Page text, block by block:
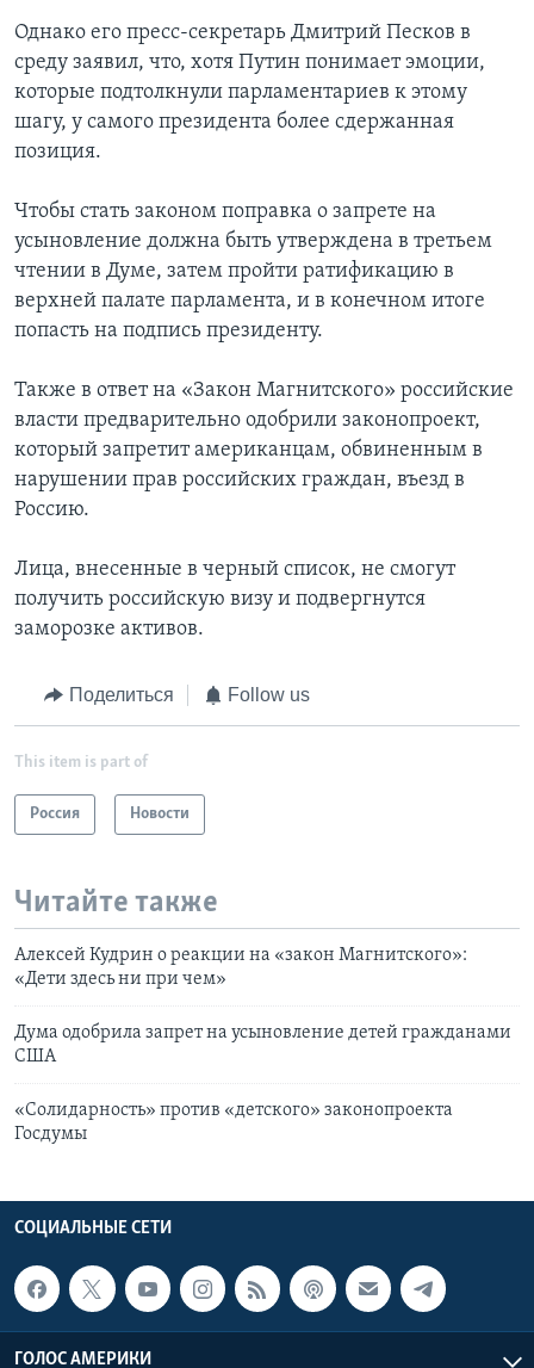
Однако его пресс-секретарь Дмитрий Песков в
среду заявил, что, хотя Путин понимает эмоции,
которые подтолкнули парламентариев к этому
шагу, у самого президента более сдержанная
позиция.
Чтобы стать законом поправка о запрете на
усыновление должна быть утверждена в третьем
чтении в Думе, затем пройти ратификацию в
верхней палате парламента, и в конечном итоге
попасть на подпись президенту.
Также в ответ на «Закон Магнитского» российские
власти предварительно одобрили законопроект,
который запретит американцам, обвиненным в
нарушении прав российских граждан, въезд в
Россию.
Лица, внесенные в черный список, не смогут
получить российскую визу и подвергнутся
заморозке активов.
Поделиться Follow us
This item is part of
Россия Новости
Читайте также
Алексей Кудрин о реакции на «закон Магнитского»:
«Дети здесь ни при чем»
Дума одобрила запрет на усыновление детей гражданами
США
«Солидарность» против «детского» законопроекта
Госдумы
СОЦИАЛЬНЫЕ СЕТИ
ГОЛОС АМЕРИКИ